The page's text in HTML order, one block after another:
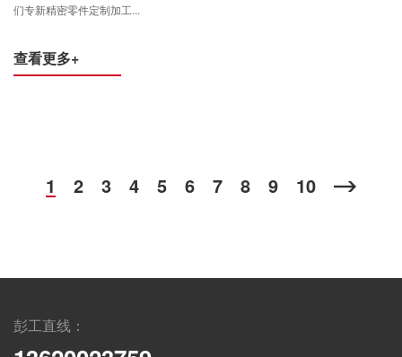
们专新精密零件定制加工...
查看更多+
1 2 3 4 5 6 7 8 9 10
彭工直线：